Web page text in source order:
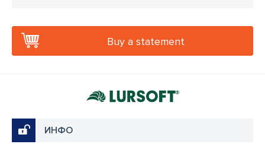
Buy a statement
ИНФО